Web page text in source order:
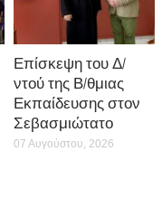
Επίσκεψη του Δ/
ντού της Β/θμιας
Εκπαίδευσης στον
Σεβασμιώτατο
07 Αυγούστου, 2026